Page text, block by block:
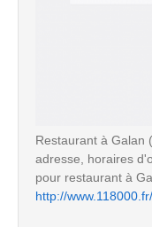
Restaurant à Galan
adresse, horaires
pour restaurant à
http://